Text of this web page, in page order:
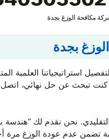
مكافحة الوزغ بجدة
بجدة
استراتيجياتنا العلمية
تبحث عن حل نهائي، اتصل
نحن نقدم لك “هندسة
تضمن عدم عودة الوزغ مرة